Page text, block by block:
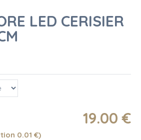
LED CERISIER
19.00 €
0.01 €)